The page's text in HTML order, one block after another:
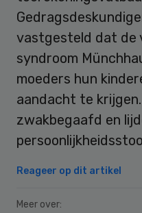
vastgesteld dat de
syndroom
moeders hun
aandacht te
zwakbegaafd en
Reageer op dit artikel
Meer over: